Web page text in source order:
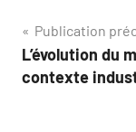
de
Publication
L’évolution du
contexte